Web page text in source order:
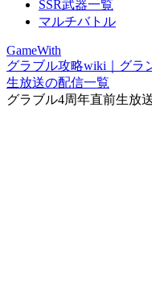
SSR武器一覧
マルチバトル
GameWith
グラブル攻略wiki｜グラ
生放送の配信一覧
グラブル4周年直前生放